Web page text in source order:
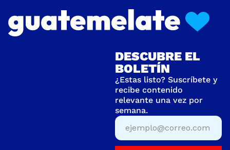
DESCUBRE EL
BOLETÍN
¿Estas listo? Suscríbete y
recibe contenido
relevante una vez por
semana.